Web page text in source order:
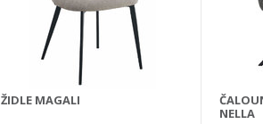
ŽIDLE MAGALI
NELLA